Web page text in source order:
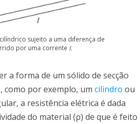
sujeito a uma diferença de
por uma corrente I.
a forma de um sólido de secção
como por exemplo, um cilindro ou
a resistência elétrica é dada
do material (ρ) de que é feito